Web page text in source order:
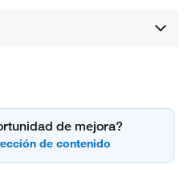
de mejora?